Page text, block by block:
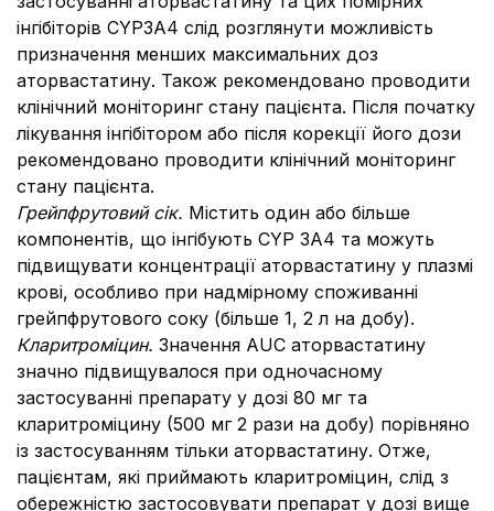
інгібіторів CYP3A4 слід розглянути можливість
призначення менших максимальних доз
аторвастатину. Також рекомендовано проводити
клінічний моніторинг стану пацієнта. Після початку
лікування інгібітором або після корекції його дози
рекомендовано проводити клінічний моніторинг
стану пацієнта.
Грейпфрутовий сік. Містить один або більше
компонентів, що інгібують CYP 3A4 та можуть
підвищувати концентрації аторвастатину у плазмі
крові, особливо при надмірному споживанні
грейпфрутового соку (більше 1, 2 л на добу).
Кларитроміцин. Значення AUC аторвастатину
значно підвищувалося при одночасному
застосуванні препарату у дозі 80 мг та
кларитроміцину (500 мг 2 рази на добу) порівняно
із застосуванням тільки аторвастатину. Отже,
пацієнтам, які приймають кларитроміцин, слід з
обережністю застосовувати препарат у дозі вище